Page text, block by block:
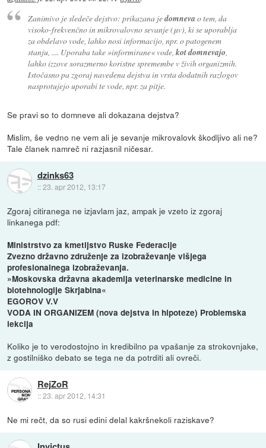
Zanimivo je sledeče dejstvo: prikazana jedomneva o tem, da
visoko-frekvenčno in mikrovalovno sevanje (μv), ki se uporablja
za obdelavo vode, lahko nosi informacijo, npr. o patogenem
stanju, .... Uporaba take »informirane« vode, kot domnevajo
lahko izzove sorazmerno koristne spremembe v živih organizmih.
Istočasno pa zgoraj navedena dejstva in vrsta dodatnih razlogov
nasprotujejo uporabi te vode, npr. za pitje.
Se pravi so to domneve ali dokazana dejstva?
Mislim, še vedno ne vem ali je sevanje mikrovalovk škodljivo ali ne?
Tale članek namreč ni razjasnil ničesar.
dzinks63
::23. apr 2012, 13:17
Zgoraj citiranega ne izjavlam jaz, ampak je vzeto iz zgoraj
linkanega pdf:
Ministrstvo za kmetijstvo Ruske Federacije
Zvezno državno združenje za izobraževanje višjega
profesionalnega izobraževanja.
»Moskovska državna akademija veterinarske medicine in
biotehnologije Skrjabina«
EGOROV V.V
VODA IN ORGANIZEM (nova dejstva in hipoteze) Problemska
lekcija
Koliko je to verodostojno in kredibilno pa vpašanje za strokovnjake,
z gostilniško debato se tega ne da potrditi ali ovreči.
RejZoR
::23. apr 2012, 14:31
Ne mi rečt, da so rusi edini delal kakršnekoli raziskave?